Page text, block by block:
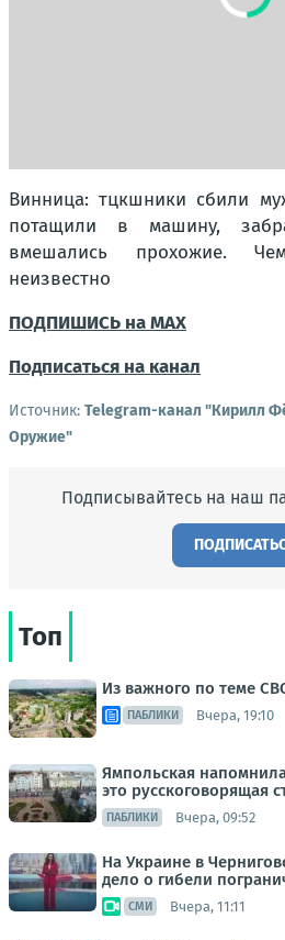
Винница: тцкшники сбили
потащили в машину,
вмешались прохожие.
неизвестно
ПОДПИШИСЬ на MAX
Подписаться на канал
Источник: Telegram-канал "Кирилл
Оружие"
Подписывайтесь на наш
Топ
Из важного по теме
ПАБЛИКИ Вчера, 19:10
Ямпольская
это русскоговорящая
ПАБЛИКИ Вчера, 09:52
На Украине в
дело о гибели
СМИ Вчера, 11:11